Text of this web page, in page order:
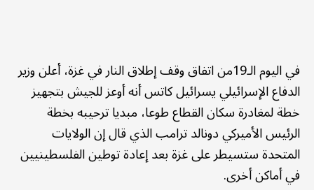
في اليوم الـ19من اتفاق وقف إطلاق النار في غزة، أعلن وزير
الدفاع الإسرائيلي يسرائيل كاتس أنه أوعز للجيش بتجهيز
خطة لمغادرة سكان القطاع طوعا، مبديا ترحيبه بخطة
الرئيس الأميركي دونالد ترامب الذي قال إن الولايات
المتحدة ستسيطر على غزة بعد إعادة توطين الفلسطينيين
في أماكن أخرى.